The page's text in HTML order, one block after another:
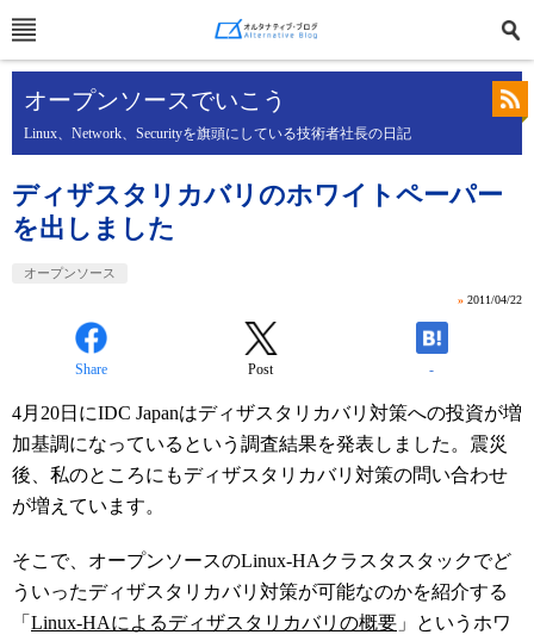
オープンソースでいこう
Linux、Network、Securityを旗頭にしている技術者社長の日記
ディザスタリカバリのホワイトペーパー
を出しました
オープンソース
» 2011/04/22
Share Post -
4月20日にIDC Japanはディザスタリカバリ対策への投資が増
加基調になっているという調査結果を発表しました。震災
後、私のところにもディザスタリカバリ対策の問い合わせ
が増えています。
そこで、オープンソースのLinux-HAクラスタスタックでど
ういったディザスタリカバリ対策が可能なのかを紹介する
「 Linux-HAによるディザスタリカバリの概要 」というホワ